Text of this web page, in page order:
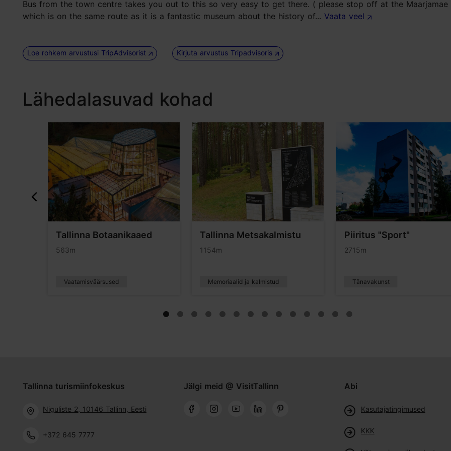
Bus from the town centre takes you out to this so very easy to get there. ( please stop off at the Maarjamae
which is on the same route as it is a fantastic museum about the history of... Vaata veel
Loe rohkem arvustusi TripAdvisorist Kirjuta arvustus Tripadvisoris
Lähedalasuvad kohad
Tallinna Botaanikaaed
563m
Vaatamisväärsused
Tallinna Metsakalmistu
1154m
Memoriaalid ja kalmistud
Piiritus "Sport"
2715m
Tänavakunst
Tallinna turismiinfokeskus
Niguliste 2, 10146 Tallinn, Eesti
+372 645 7777
Jälgi meid @ VisitTallinn Abi
Kasutajatingimused
KKK